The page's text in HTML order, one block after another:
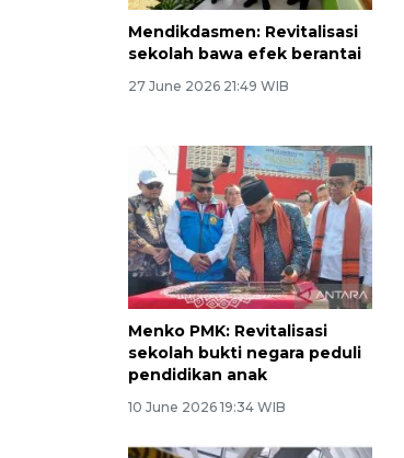
Mendikdasmen: Revitalisasi
sekolah bawa efek berantai
27 June 2026 21:49 WIB
Menko PMK: Revitalisasi
sekolah bukti negara peduli
pendidikan anak
10 June 2026 19:34 WIB